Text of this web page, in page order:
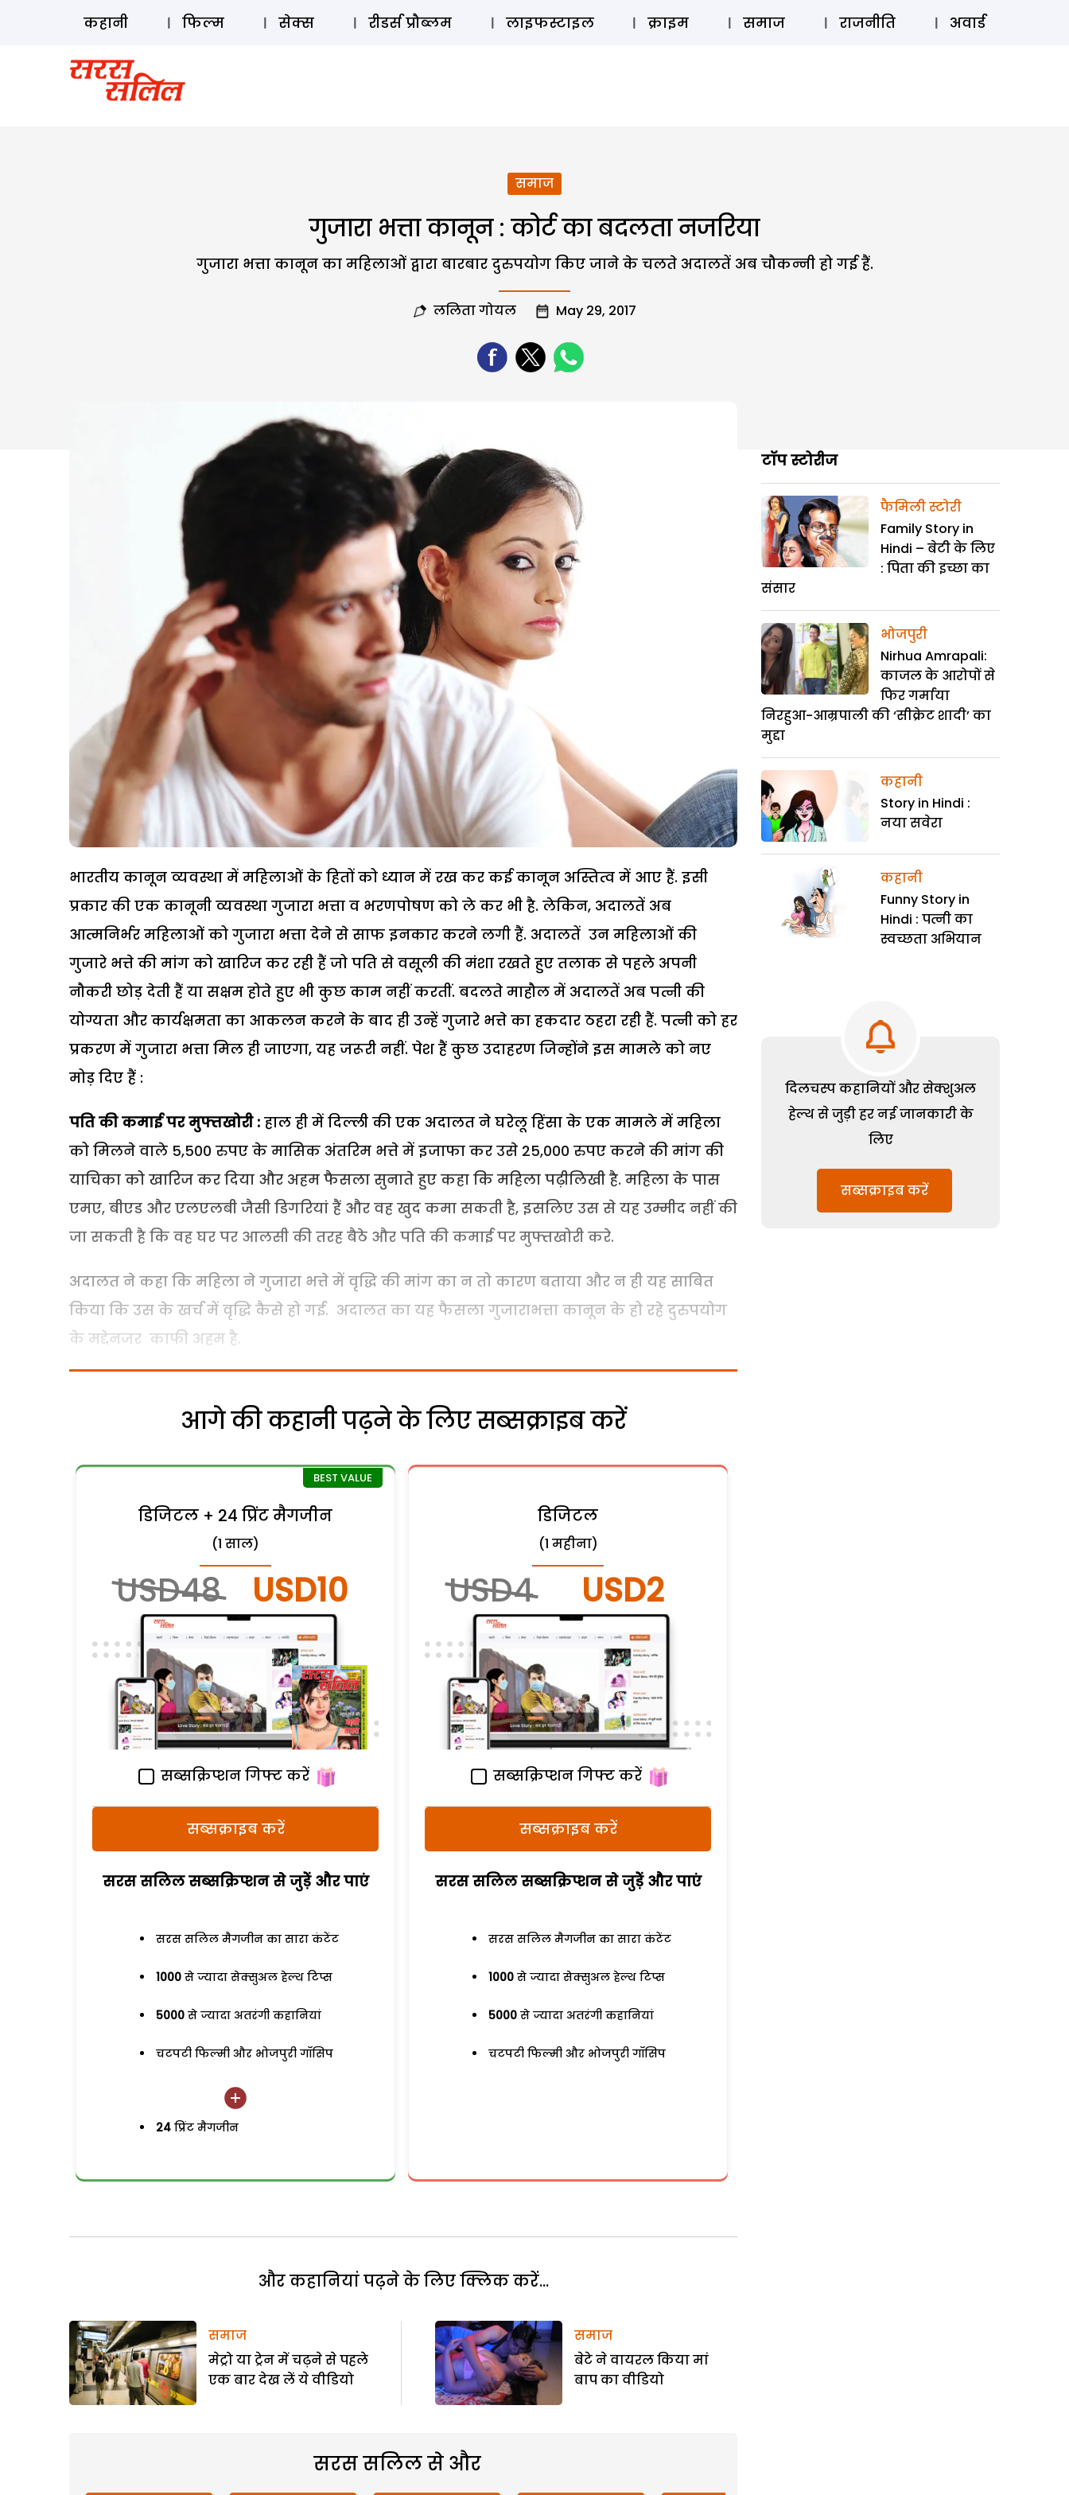
ऑडियो स्टोरी लॉग इन ⚲ SUBSCRIBE
कहानी फिल्म सेक्स रीडर्स प्रौब्लम लाइफस्टाइल क्राइम समाज राजनीति अवार्ड
समाज
गुजारा भत्ता कानून : कोर्ट का बदलता नजरिया
गुजारा भत्ता कानून का महिलाओं द्वारा बारबार दुरुपयोग किए जाने के चलते अदालतें अब चौकन्नी हो गई हैं.
ललिता गोयल May 29, 2017
भारतीय कानून व्यवस्था में महिलाओं के हितों को ध्यान में रख कर कई कानून अस्तित्व में आए हैं. इसी
प्रकार की एक कानूनी व्यवस्था गुजारा भत्ता व भरणपोषण को ले कर भी है. लेकिन, अदालतें अब
आत्मनिर्भर महिलाओं को गुजारा भत्ता देने से साफ इनकार करने लगी हैं. अदालतें उन महिलाओं की
गुजारे भत्ते की मांग को खारिज कर रही हैं जो पति से वसूली की मंशा रखते हुए तलाक से पहले अपनी
नौकरी छोड़ देती हैं या सक्षम होते हुए भी कुछ काम नहीं करतीं. बदलते माहौल में अदालतें अब पत्नी की
योग्यता और कार्यक्षमता का आकलन करने के बाद ही उन्हें गुजारे भत्ते का हकदार ठहरा रही हैं. पत्नी को हर
प्रकरण में गुजारा भत्ता मिल ही जाएगा, यह जरूरी नहीं. पेश हैं कुछ उदाहरण जिन्होंने इस मामले को नए
मोड़ दिए हैं :
पति की कमाई पर मुफ्तखोरी : हाल ही में दिल्ली की एक अदालत ने घरेलू हिंसा के एक मामले में महिला
को मिलने वाले 5,500 रुपए के मासिक अंतरिम भत्ते में इजाफा कर उसे 25,000 रुपए करने की मांग की
याचिका को खारिज कर दिया और अहम फैसला सुनाते हुए कहा कि महिला पढ़ीलिखी है. महिला के पास
एमए, बीएड और एलएलबी जैसी डिगरियां हैं और वह खुद कमा सकती है, इसलिए उस से यह उम्मीद नहीं की
जा सकती है कि वह घर पर आलसी की तरह बैठे और पति की कमाई पर मुफ्तखोरी करे.
अदालत ने कहा कि महिला ने गुजारा भत्ते में वृद्धि की मांग का न तो कारण बताया और न ही यह साबित
किया कि उस के खर्च में वृद्धि कैसे हो गई. अदालत का यह फैसला गुजाराभत्ता कानून के हो रहे दुरुपयोग
के मद्देनजर काफी अहम है.
आगे की कहानी पढ़ने के लिए सब्सक्राइब करें
डिजिटल + 24 प्रिंट मैगजीन
(1 साल)
USD48 USD10
सब्सक्रिप्शन गिफ्ट करें
सब्सक्राइब करें
सरस सलिल सब्सक्रिप्शन से जुड़ेें और पाएं
सरस सलिल मैगजीन का सारा कंटेंट
1000 से ज्यादा सेक्सुअल हेल्थ टिप्स
5000 से ज्यादा अतरंगी कहानियां
चटपटी फिल्मी और भोजपुरी गॉसिप
24 प्रिंट मैगजीन
डिजिटल
(1 महीना)
USD4 USD2
सब्सक्रिप्शन गिफ्ट करें
सब्सक्राइब करें
सरस सलिल सब्सक्रिप्शन से जुड़ेें और पाएं
सरस सलिल मैगजीन का सारा कंटेंट
1000 से ज्यादा सेक्सुअल हेल्थ टिप्स
5000 से ज्यादा अतरंगी कहानियां
चटपटी फिल्मी और भोजपुरी गॉसिप
और कहानियां पढ़ने के लिए क्लिक करें...
समाज
मेट्रो या ट्रेन में चढ़ने से पहले
एक बार देख लें ये वीडियो
समाज
बेटे ने वायरल किया मां
बाप का वीडियो
सरस सलिल से और
टॉप स्टोरीज
फैमिली स्टोरी
Family Story in
Hindi – बेटी के लिए
: पिता की इच्छा का
संसार
भोजपुरी
Nirhua Amrapali:
काजल के आरोपों से
फिर गर्माया
निरहुआ-आम्रपाली की ‘सीक्रेट शादी’ का
मुद्दा
कहानी
Story in Hindi :
नया सवेरा
कहानी
Funny Story in
Hindi : पत्नी का
स्वच्छता अभियान
दिलचस्प कहानियों और सेक्शुअल
हेल्थ से जुड़ी हर नई जानकारी के
लिए
सब्सक्राइब करें